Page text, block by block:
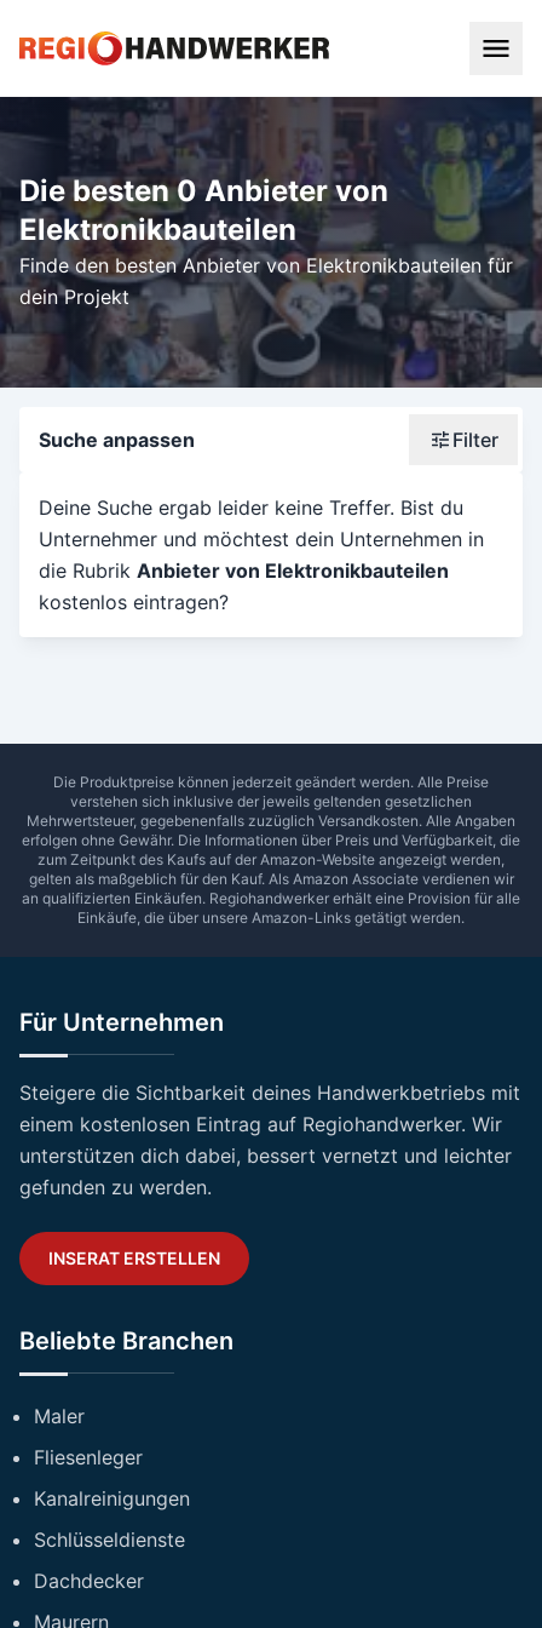
Die besten 0 Anbieter von
Elektronikbauteilen
Finde den besten Anbieter von Elektronikbauteilen für
dein Projekt
Suche anpassen Filter
Wonach suchst du?
Stadt oder Postleitzahl
Umkreis in Km
5 10 15 20 25 30
SUCHEN
Deine Suche ergab leider keine Treffer. Bist du
Unternehmer und möchtest dein Unternehmen in
die Rubrik Anbieter von Elektronikbauteilen
kostenlos eintragen?
Die Produktpreise können jederzeit geändert werden. Alle Preise
verstehen sich inklusive der jeweils geltenden gesetzlichen
Mehrwertsteuer, gegebenenfalls zuzüglich Versandkosten. Alle Angaben
erfolgen ohne Gewähr. Die Informationen über Preis und Verfügbarkeit, die
zum Zeitpunkt des Kaufs auf der Amazon-Website angezeigt werden,
gelten als maßgeblich für den Kauf. Als Amazon Associate verdienen wir
an qualifizierten Einkäufen. Regiohandwerker erhält eine Provision für alle
Einkäufe, die über unsere Amazon-Links getätigt werden.
Für Unternehmen
Steigere die Sichtbarkeit deines Handwerkbetriebs mit
einem kostenlosen Eintrag auf Regiohandwerker. Wir
unterstützen dich dabei, bessert vernetzt und leichter
gefunden zu werden.
INSERAT ERSTELLEN
Beliebte Branchen
Maler
Fliesenleger
Kanalreinigungen
Schlüsseldienste
Dachdecker
Maurern